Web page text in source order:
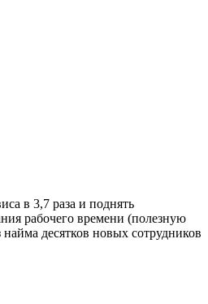
в 3,7 раза и поднять
рабочего времени (полезную
найма десятков новых сотрудников